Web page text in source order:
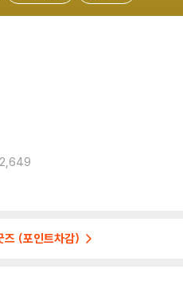
2,649
즈 (포인트차감)